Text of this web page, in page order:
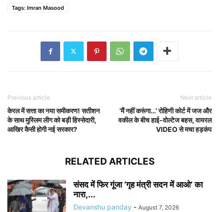
Tags: Imran Masood
Previous article
केरल में सत्ता का नया समीकरण! सतीशन
के साथ मुस्लिम लीग को बड़ी हिस्सेदारी,
आखिर कैसी होगी नई सरकार?
Next article
‘मैं नहीं करूंगा…’ रोहिणी कोर्ट में जज और
वकील के बीच हाई-वोल्टेज बहस, वायरल
VIDEO से मचा हड़कंप
RELATED ARTICLES
संसद में फिर गूंजा ‘गृह मंत्री सदन में आओ’ का
नारा,...
Devanshu panday - August 7, 2026